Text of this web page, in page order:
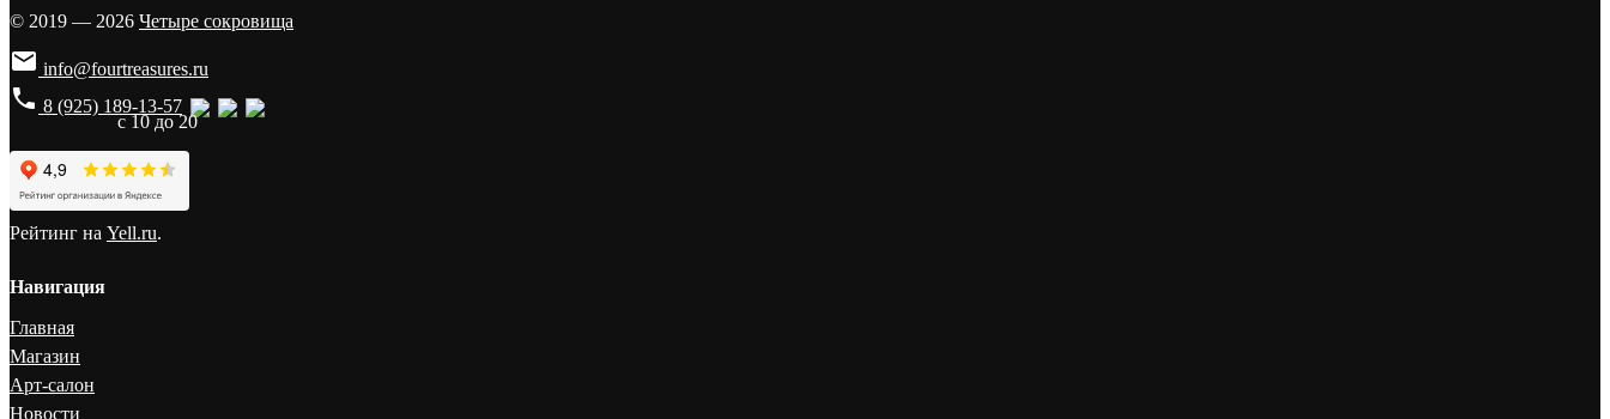
© 2019 — 2026 Четыре сокровища
 info@fourtreasures.ru
phone 8 (925) 189-13-57
с 10 до 20
Рейтинг на Yell.ru.
Навигация
Главная
Магазин
Арт-салон
Новости